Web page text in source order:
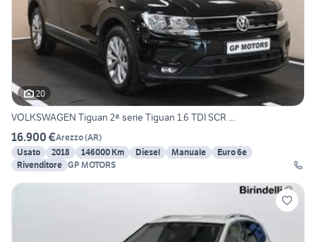
20
VOLKSWAGEN Tiguan 2ª serie Tiguan 1.6 TDI SCR ...
16.900 €Arezzo(AR)
Usato
2018 146000 Km Diesel Manuale
Euro 6e
Rivenditore GP MOTORS